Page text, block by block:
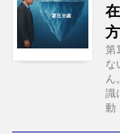
方
第
な
ん
識
動